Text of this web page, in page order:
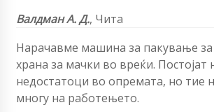
Валдман А. Д., Чита
Нарачавме машина за пакување
храна за мачки во вреќи. Постојат
недостатоци во опремата, но тие
многу на работењето.